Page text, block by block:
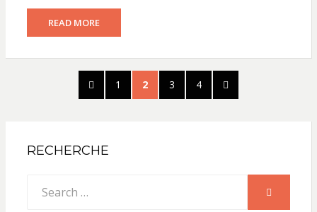
READ MORE
Pagination PREVIOUS
PAGE
PAGE
1 PAGE
2 PAGE
3 PAGE
4
NEXT
PAGE
RECHERCHE
for:
SEARCH